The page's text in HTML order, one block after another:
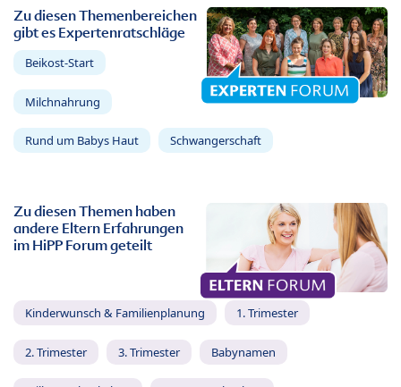
Zu diesen Themenbereichen
gibt es Expertenratschläge
Beikost-Start
Milchnahrung
Rund um Babys Haut Schwangerschaft
Zu diesen Themen haben
andere Eltern Erfahrungen
im HiPP Forum geteilt
Kinderwunsch & Familienplanung 1. Trimester
2. Trimester 3. Trimester Babynamen